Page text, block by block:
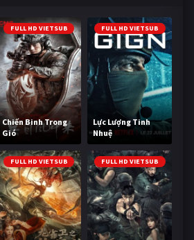
FULL HD VIETSUB
Chiến Binh Trong
Gió
FULL HD VIETSUB
Lực Lượng Tinh
Nhuệ
FULL HD VIETSUB FULL HD VIETSUB